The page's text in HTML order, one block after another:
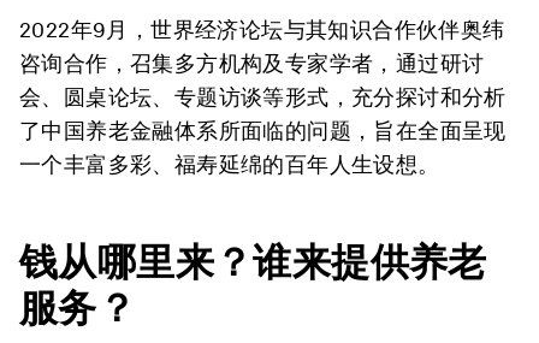
2022年9月，世界经济论坛与其知识合作伙伴奥纬
咨询合作，召集多方机构及专家学者，通过研讨
会、圆桌论坛、专题访谈等形式，充分探讨和分析
了中国养老金融体系所面临的问题，旨在全面呈现
一个丰富多彩、福寿延绵的百年人生设想。
钱从哪里来？谁来提供养老
服务？